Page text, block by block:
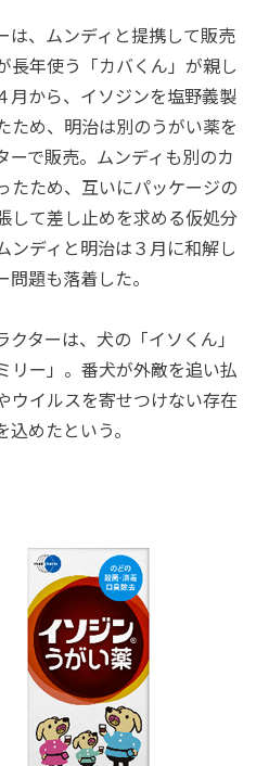
、ムンディと提携して販売
長年使う「カバくん」が親し
月から、イソジンを塩野義製
ため、明治は別のうがい薬を
ーで販売。ムンディも別のカ
たため、互いにパッケージの
して差し止めを求める仮処分
ンディと明治は３月に和解し
題も落着した。
ターは、犬の「イソくん」
リー」。番犬が外敵を追い払
ウイルスを寄せつけない存在
めたという。